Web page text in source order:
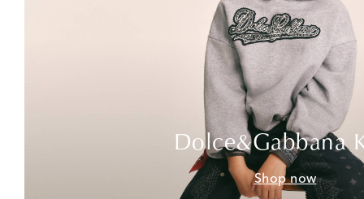
Dolce&Gabbana
Shop now